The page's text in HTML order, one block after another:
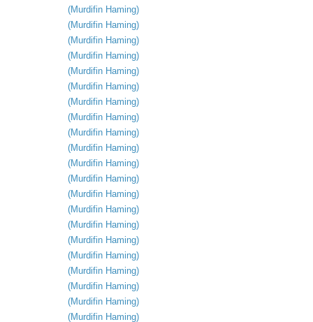
(Murdifin Haming)
(Murdifin Haming)
(Murdifin Haming)
(Murdifin Haming)
(Murdifin Haming)
(Murdifin Haming)
(Murdifin Haming)
(Murdifin Haming)
(Murdifin Haming)
(Murdifin Haming)
(Murdifin Haming)
(Murdifin Haming)
(Murdifin Haming)
(Murdifin Haming)
(Murdifin Haming)
(Murdifin Haming)
(Murdifin Haming)
(Murdifin Haming)
(Murdifin Haming)
(Murdifin Haming)
(Murdifin Haming)